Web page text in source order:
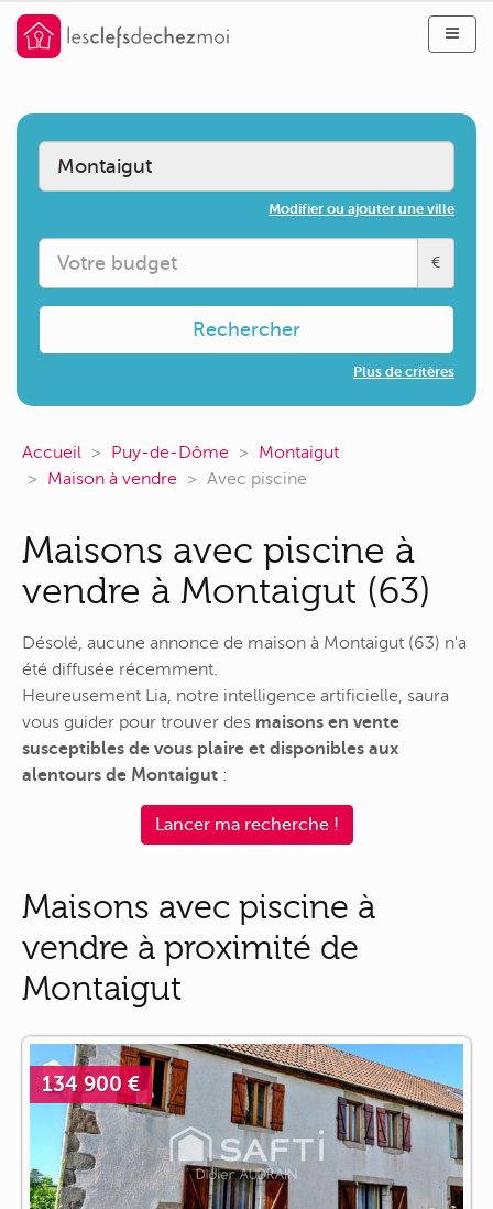
Modifier ou ajouter une ville
€
Rechercher
Plus de critères
Accueil Puy-de-Dôme
Montaigut
Maison à vendre
Avec piscine
Maisons avec piscine à
vendre à Montaigut (63)
Désolé, aucune annonce de maison à Montaigut (63) n'a
été diffusée récemment.
Heureusement Lia, notre intelligence artificielle, saura
vous guider pour trouver des maisons en vente
susceptibles de vous plaire et disponibles aux
alentours de Montaigut :
Lancer ma recherche !
Maisons avec piscine à
vendre à proximité de
Montaigut
134 900 €